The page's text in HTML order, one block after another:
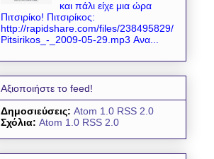
και πάλι είχε μια ώρα
Πιτσιρίκο! Πιτσιρίκος:
http://rapidshare.com/files/238495829/
Pitsirikos_-_2009-05-29.mp3 Ανα...
Αξιοποιήστε το feed!
Δημοσιεύσεις: Atom 1.0 RSS 2.0
Σχόλια: Atom 1.0 RSS 2.0